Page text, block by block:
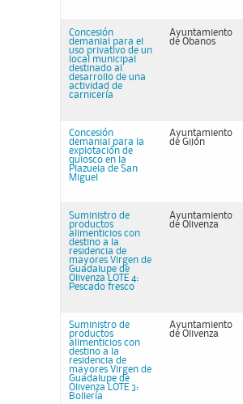
Concesión
demanial para el
uso privativo de un
local municipal
destinado al
desarrollo de una
actividad de
carnicería
Ayuntamiento
de Obanos
Concesión
demanial para la
explotación de
quiosco en la
Plazuela de San
Miguel
Ayuntamiento
de Gijón
Suministro de
productos
alimenticios con
destino a la
residencia de
mayores Virgen de
Guadalupe de
Olivenza LOTE 4:
Pescado fresco
Ayuntamiento
de Olivenza
Suministro de
productos
alimenticios con
destino a la
residencia de
mayores Virgen de
Guadalupe de
Olivenza LOTE 3:
Bollería
Ayuntamiento
de Olivenza